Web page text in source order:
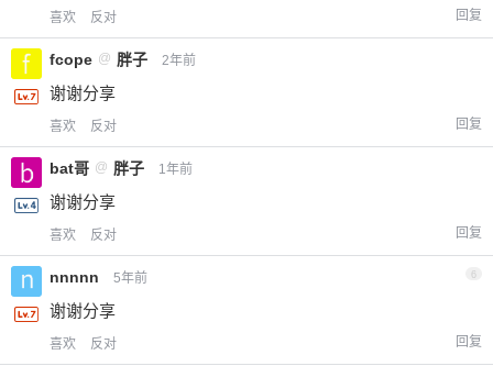
喜欢 反对 回复
fcope @ 胖子 2年前
谢谢分享
喜欢 反对 回复
bat哥 @ 胖子 1年前
谢谢分享
喜欢 反对 回复
nnnnn 5年前 6
谢谢分享
喜欢 反对 回复